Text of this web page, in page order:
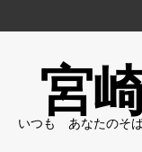
宮
いつも あなたのそ